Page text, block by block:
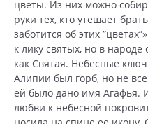
цветы. Из них можно
руки тех, кто утешает
заботится об этих
к лику святых, но в
как Святая. Небесные
Алипии был горб, но не
ей было дано имя Агафья.
любви к небесной